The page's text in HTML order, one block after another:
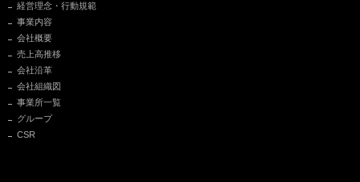
経営理念・行動規範
事業内容
会社概要
売上高推移
会社沿革
会社組織図
事業所一覧
グループ
CSR